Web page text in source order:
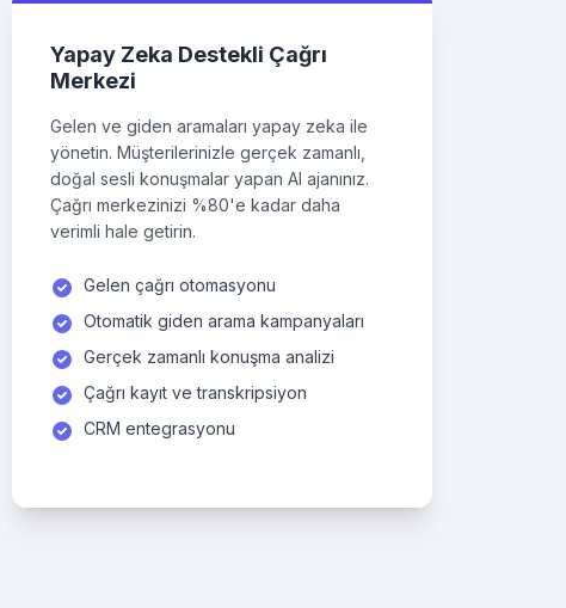
Yapay Zeka Destekli Çağrı
Merkezi
Gelen ve giden aramaları yapay zeka ile
yönetin. Müşterilerinizle gerçek zamanlı,
doğal sesli konuşmalar yapan AI ajanınız.
Çağrı merkezinizi %80'e kadar daha
verimli hale getirin.
Gelen çağrı otomasyonu
Otomatik giden arama kampanyaları
Gerçek zamanlı konuşma analizi
Çağrı kayıt ve transkripsiyon
CRM entegrasyonu